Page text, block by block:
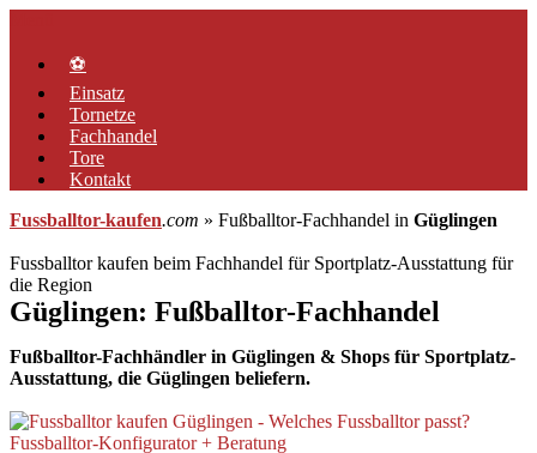
springen⚽
Einsatz
Tornetze
Fachhandel
Tore
Kontakt
Fussballtor-kaufen.com » Fußballtor-Fachhandel in Güglingen
Fussballtor kaufen beim Fachhandel für Sportplatz-Ausstattung für
die Region
Güglingen: Fußballtor-Fachhandel
Fußballtor-Fachhändler in Güglingen & Shops für Sportplatz-
Ausstattung, die Güglingen beliefern.